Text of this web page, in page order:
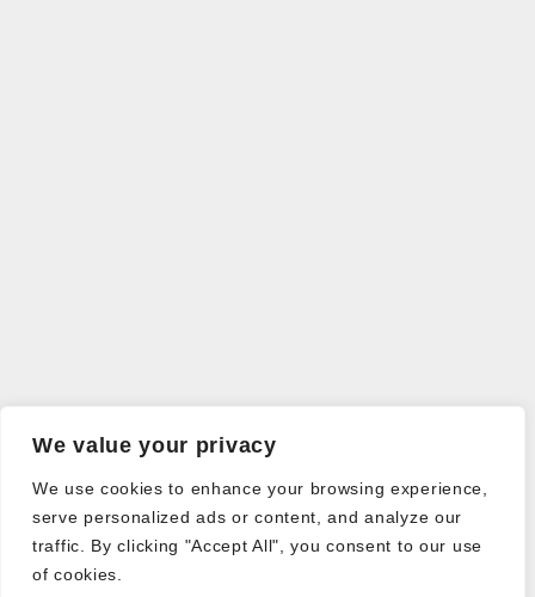
We value your privacy
We use cookies to enhance your browsing experience,
serve personalized ads or content, and analyze our
traffic. By clicking "Accept All", you consent to our use
of cookies.